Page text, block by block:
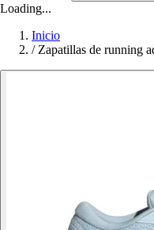
Loading...
Inicio
/ Zapatillas de running